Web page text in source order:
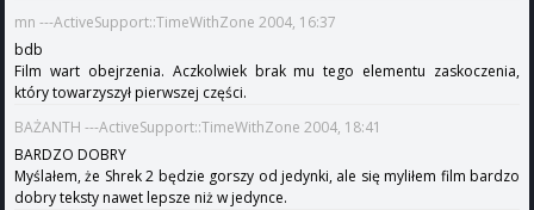
mn ---ActiveSupport::TimeWithZone 2004, 16:37
bdb
Film wart obejrzenia. Aczkolwiek brak mu tego elementu zaskoczenia,
który towarzyszył pierwszej części.
BAŻANTH ---ActiveSupport::TimeWithZone 2004, 18:41
BARDZO DOBRY
Myślałem, że Shrek 2 będzie gorszy od jedynki, ale się myliłem film bardzo
dobry teksty nawet lepsze niż w jedynce.